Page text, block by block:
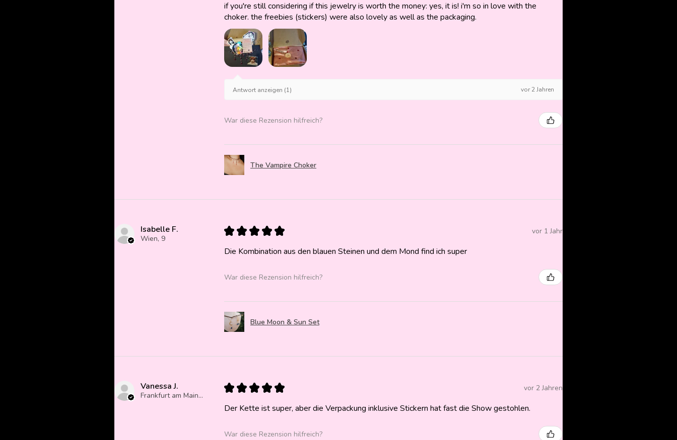
if you're still considering if this jewelry is worth the money: yes, it is! i'm so in love with the
choker. the freebies (stickers) were also lovely as well as the packaging.
Antwort anzeigen (1) vor 2 Jahren
War diese Rezension hilfreich?
The Vampire Choker
Isabelle F.
Wien, 9
★ ★ ★ ★ ★ vor 1 Jahr
Die Kombination aus den blauen Steinen und dem Mond find ich super
War diese Rezension hilfreich?
Blue Moon & Sun Set
Vanessa J.
Frankfurt am Main, Germany
★ ★ ★ ★ ★ vor 2 Jahren
Der Kette ist super, aber die Verpackung inklusive Stickern hat fast die Show gestohlen.
War diese Rezension hilfreich?